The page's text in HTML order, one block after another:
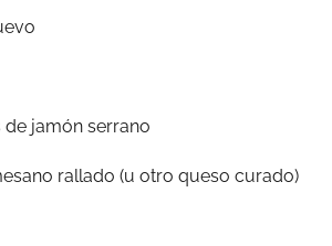
de jamón serrano
rallado (u otro queso curado)